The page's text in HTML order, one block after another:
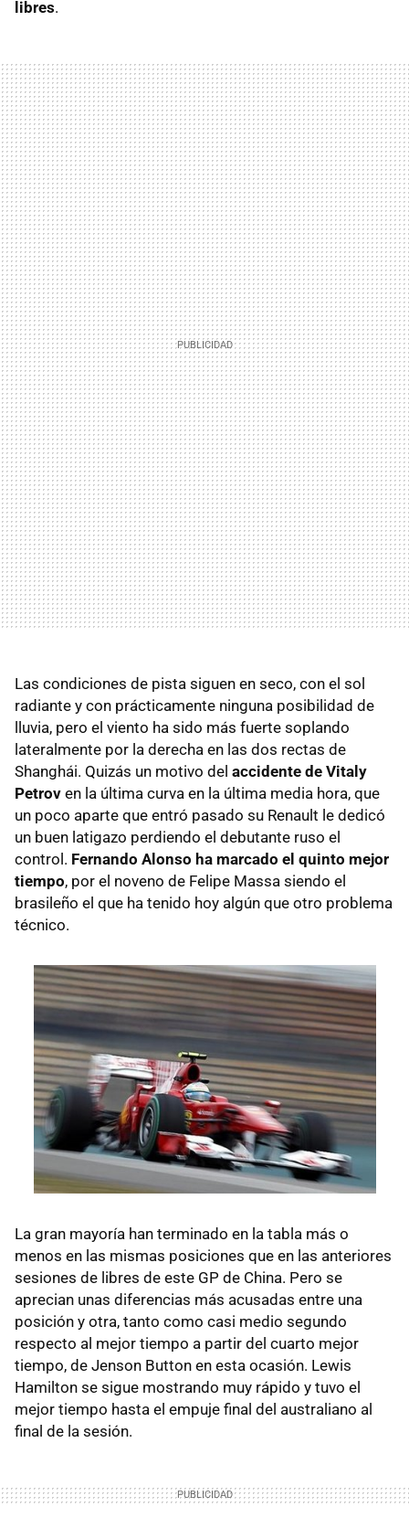
libres.
Las condiciones de pista siguen en seco, con el sol
radiante y con prácticamente ninguna posibilidad de
lluvia, pero el viento ha sido más fuerte soplando
lateralmente por la derecha en las dos rectas de
Shanghái. Quizás un motivo del accidente de Vitaly
Petrov en la última curva en la última media hora, que
un poco aparte que entró pasado su Renault le dedicó
un buen latigazo perdiendo el debutante ruso el
control. Fernando Alonso ha marcado el quinto mejor
tiempo, por el noveno de Felipe Massa siendo el
brasileño el que ha tenido hoy algún que otro problema
técnico.
La gran mayoría han terminado en la tabla más o
menos en las mismas posiciones que en las anteriores
sesiones de libres de este GP de China. Pero se
aprecian unas diferencias más acusadas entre una
posición y otra, tanto como casi medio segundo
respecto al mejor tiempo a partir del cuarto mejor
tiempo, de Jenson Button en esta ocasión. Lewis
Hamilton se sigue mostrando muy rápido y tuvo el
mejor tiempo hasta el empuje final del australiano al
final de la sesión.